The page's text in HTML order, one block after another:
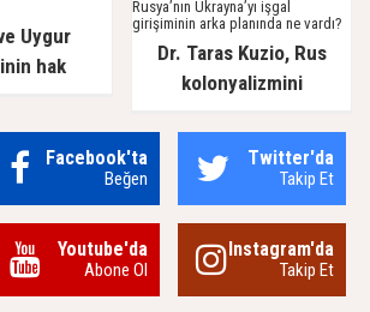
Uygur
hak
vefat etti
Dr. Taras Kuzio, Rus
kolonyalizmini
girişiminin arka planında
ne vardı?
Facebook'ta
Beğen
Twitter'da
Takip Et
Youtube'da
Abone Ol
Instagram'da
Takip Et